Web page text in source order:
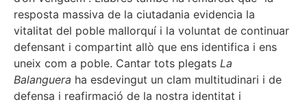
resposta massiva de la ciutadania evidencia la
vitalitat del poble mallorquí i la voluntat de continuar
defensant i compartint allò que ens identifica i ens
uneix com a poble. Cantar tots plegats La
Balanguera ha esdevingut un clam multitudinari i de
defensa i reafirmació de la nostra identitat i